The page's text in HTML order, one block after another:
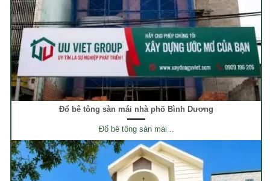
Đổ bê tông sàn mái nhà phố Bình Dương
Đổ bê tông sàn mái ..